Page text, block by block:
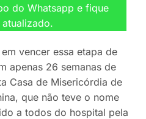
do Whatsapp e fique
atualizado.
vencer essa etapa de
apenas 26 semanas de
Casa de Misericórdia de
que não teve o nome
a todos do hospital pela